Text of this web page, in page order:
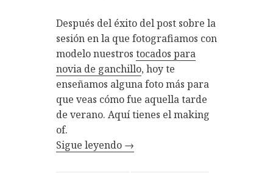
Después del éxito del post sobre la
sesión en la que fotografiamos con
modelo nuestros tocados para
novia de ganchillo, hoy te
enseñamos alguna foto más para
que veas cómo fue aquella tarde
de verano. Aquí tienes el making
of.
Sigue leyendo →